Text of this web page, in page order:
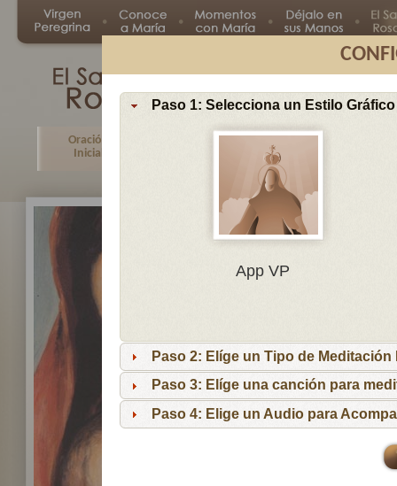
Paso 1: Selecciona un Estilo Gráfico
App VP
Paso 2: Elíge un Tipo de Meditación
Paso 3: Elíge una canción para
Paso 4: Elige un Audio para
Oración
Inicial
Misterio